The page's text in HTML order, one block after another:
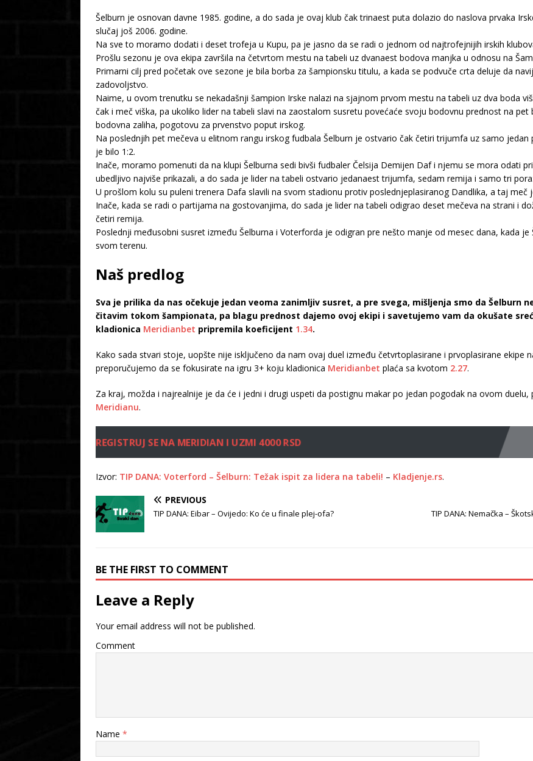
Šelburn je osnovan davne 1985. godine, a do sada je ovaj klub čak trinaest puta dolazio do naslova prvaka
slučaj još 2006. godine.
Na sve to moramo dodati i deset trofeja u Kupu, pa je jasno da se radi o jednom od najtrofejnijih irskih
Prošlu sezonu je ova ekipa završila na četvrtom mestu na tabeli uz dvanaest bodova manjka u odnosu na
Primarni cilj pred početak ove sezone je bila borba za šampionsku titulu, a kada se podvuče crta deluje da
zadovoljstvo.
Naime, u ovom trenutku se nekadašnji šampion Irske nalazi na sjajnom prvom mestu na tabeli uz dva boda
čak i meč viška, pa ukoliko lider na tabeli slavi na zaostalom susretu povećaće svoju bodovnu prednost na
bodovna zaliha, pogotovu za prvenstvo poput irskog.
Na poslednjih pet mečeva u elitnom rangu irskog fudbala Šelburn je ostvario čak četiri trijumfa uz samo
je bilo 1:2.
Inače, moramo pomenuti da na klupi Šelburna sedi bivši fudbaler Čelsija Demijen Daf i njemu se mora odati
ubedljivo najviše prikazali, a do sada je lider na tabeli ostvario jedanaest trijumfa, sedam remija i samo tri
U prošlom kolu su puleni trenera Dafa slavili na svom stadionu protiv poslednjeplasiranog Dandlika, a taj meč
Inače, kada se radi o partijama na gostovanjima, do sada je lider na tabeli odigrao deset mečeva na strani i
četiri remija.
Poslednji međusobni susret između Šelburna i Voterforda je odigran pre nešto manje od mesec dana, kada
svom terenu.
Naš predlog
Sva je prilika da nas očekuje jedan veoma zanimljiv susret, a pre svega, mišljenja smo da Šelburn
čitavim tokom šampionata, pa blagu prednost dajemo ovoj ekipi i savetujemo vam da okušate
kladionica Meridianbet pripremila koeficijent 1.34.
Kako sada stvari stoje, uopšte nije isključeno da nam ovaj duel između četvrtoplasirane i prvoplasirane ekipe
preporučujemo da se fokusirate na igru 3+ koju kladionica Meridianbet plaća sa kvotom 2.27.
Za kraj, možda i najrealnije je da će i jedni i drugi uspeti da postignu makar po jedan pogodak na ovom duelu,
Meridianu.
REGISTRUJ SE NA MERIDIAN I UZMI 4000 RSD
Izvor: TIP DANA: Voterford – Šelburn: Težak ispit za lidera na tabeli! – Kladjenje.rs.
PREVIOUS
TIP DANA: Eibar – Ovijedo: Ko će u finale plej-ofa?
TIP DANA: Nemačka –
BE THE FIRST TO COMMENT
Leave a Reply
Your email address will not be published.
Comment
Name *